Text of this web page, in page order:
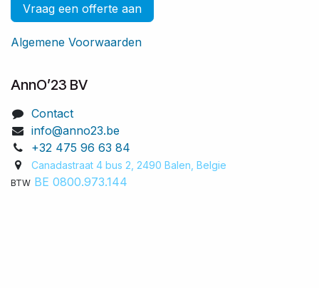
Vraag een offerte aan
Algemene Voorwaarden
AnnO’23 BV
Contact
info@anno23.be
+32 475 96 63 84
Canadastraat 4 bus 2, 2490 Balen, Belgie​
BTW BE 0800.973.144